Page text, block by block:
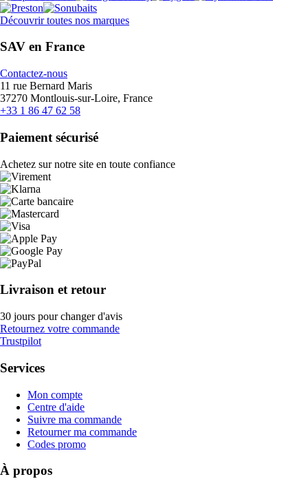
Découvrir toutes nos marques
SAV en France
Contactez-nous
11 rue Bernard Maris
37270 Montlouis-sur-Loire, France
+33 1 86 47 62 58
Paiement sécurisé
Achetez sur notre site en toute confiance
Livraison et retour
30 jours pour changer d'avis
Retournez votre commande
Trustpilot
Services
Mon compte
Centre d'aide
Suivre ma commande
Retourner ma commande
Codes promo
À propos